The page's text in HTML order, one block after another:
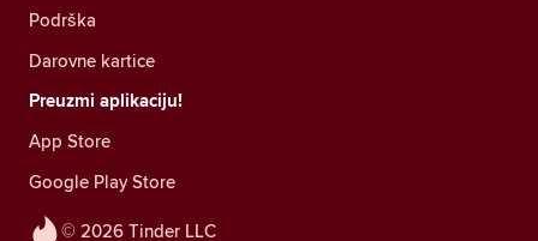
© 2026 Tinder LLC
Podrška
Darovne kartice
Preuzmi aplikaciju!
App Store
Google Play Store